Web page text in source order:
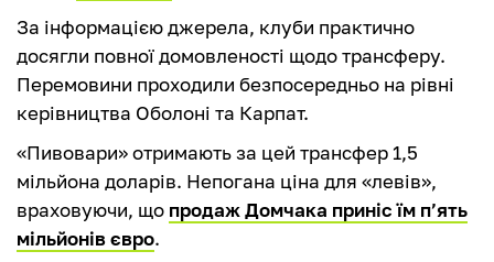
За інформацією джерела, клуби практично
досягли повної домовленості щодо трансферу.
Перемовини проходили безпосередньо на рівні
керівництва Оболоні та Карпат.
«Пивовари» отримають за цей трансфер 1,5
мільйона доларів. Непогана ціна для «левів»,
враховуючи, що продаж Домчака приніс їм п’ять
мільйонів євро.